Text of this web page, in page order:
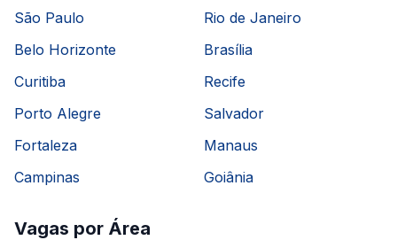
São Paulo
Rio de Janeiro
Belo Horizonte
Brasília
Curitiba
Recife
Porto Alegre
Salvador
Fortaleza
Manaus
Campinas
Goiânia
Vagas por Área